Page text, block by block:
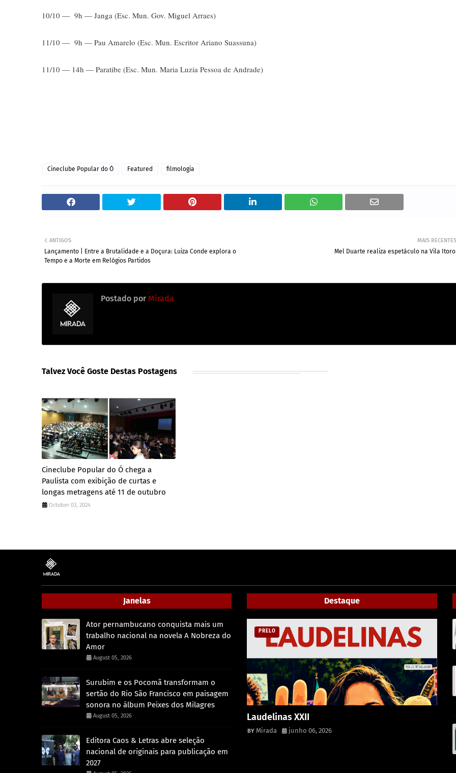
10/10 — 9h — Janga (Esc. Mun. Gov. Miguel Arraes)
11/10 — 9h — Pau Amarelo (Esc. Mun. Escritor Ariano Suassuna)
11/10 — 14h — Paratibe (Esc. Mun. Maria Luzia Pessoa de Andrade)
Cineclube Popular do Ó Featured filmologia
MAIS RECENTES
Mel Duarte realiza espetáculo na Vila
ANTIGOS
Lançamento | Entre a Brutalidade e a Doçura: Luiza Conde explora o
Tempo e a Morte em Relógios Partidos
Postado por Mirada
Talvez Você Goste Destas Postagens
Cineclube Popular do Ó chega a
Paulista com exibição de curtas e
longas metragens até 11 de outubro
October 03, 2024
Janelas
Ator pernambucano conquista mais um
trabalho nacional na novela A Nobreza do
Amor
August 05, 2026
Surubim e os Pocomã transformam o
sertão do Rio São Francisco em paisagem
sonora no álbum Peixes dos Milagres
August 05, 2026
Editora Caos & Letras abre seleção
nacional de originais para publicação em
2027
Destaque
PRELO
Laudelinas XXII
Mirada junho 06, 2026